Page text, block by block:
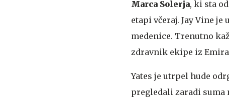
Marca Solerja, ki sta
etapi včeraj. Jay Vine
medenice. Trenutno
zdravnik ekipe iz
Yates je utrpel hude
pregledali zaradi suma